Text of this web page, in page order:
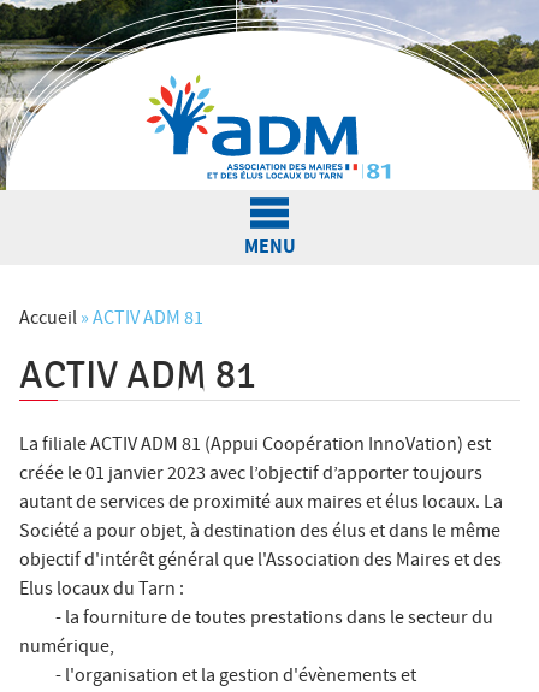
Jump to navigation
MENU
L'Association
Actualités
Nos services
Salon des Maires
Annuaires
V
o
u
s
ê
t
s
Accueil » ACTIV ADM 81
ACTIV ADM 81
La filiale ACTIV ADM 81 (Appui Coopération InnoVation) est
créée le 01 janvier 2023 avec l’objectif d’apporter toujours
autant de services de proximité aux maires et élus locaux. La
Société a pour objet, à destination des élus et dans le même
objectif d'intérêt général que l'Association des Maires et des
Elus locaux du Tarn :
- la fourniture de toutes prestations dans le secteur du
numérique,
- l'organisation et la gestion d'évènements et